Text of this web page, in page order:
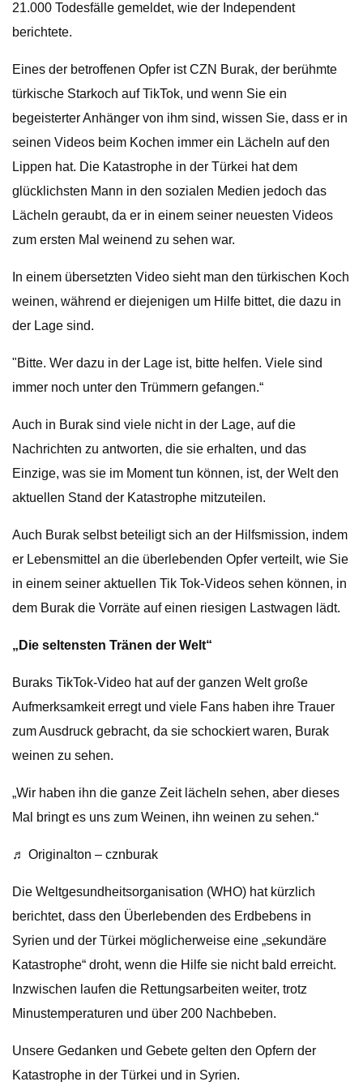
21.000 Todesfälle gemeldet, wie der Independent
berichtete.
Eines der betroffenen Opfer ist CZN Burak, der berühmte
türkische Starkoch auf TikTok, und wenn Sie ein
begeisterter Anhänger von ihm sind, wissen Sie, dass er in
seinen Videos beim Kochen immer ein Lächeln auf den
Lippen hat. Die Katastrophe in der Türkei hat dem
glücklichsten Mann in den sozialen Medien jedoch das
Lächeln geraubt, da er in einem seiner neuesten Videos
zum ersten Mal weinend zu sehen war.
In einem übersetzten Video sieht man den türkischen Koch
weinen, während er diejenigen um Hilfe bittet, die dazu in
der Lage sind.
"Bitte. Wer dazu in der Lage ist, bitte helfen. Viele sind
immer noch unter den Trümmern gefangen.“
Auch in Burak sind viele nicht in der Lage, auf die
Nachrichten zu antworten, die sie erhalten, und das
Einzige, was sie im Moment tun können, ist, der Welt den
aktuellen Stand der Katastrophe mitzuteilen.
Auch Burak selbst beteiligt sich an der Hilfsmission, indem
er Lebensmittel an die überlebenden Opfer verteilt, wie Sie
in einem seiner aktuellen Tik Tok-Videos sehen können, in
dem Burak die Vorräte auf einen riesigen Lastwagen lädt.
„Die seltensten Tränen der Welt“
Buraks TikTok-Video hat auf der ganzen Welt große
Aufmerksamkeit erregt und viele Fans haben ihre Trauer
zum Ausdruck gebracht, da sie schockiert waren, Burak
weinen zu sehen.
„Wir haben ihn die ganze Zeit lächeln sehen, aber dieses
Mal bringt es uns zum Weinen, ihn weinen zu sehen.“
♬ Originalton – cznburak
Die Weltgesundheitsorganisation (WHO) hat kürzlich
berichtet, dass den Überlebenden des Erdbebens in
Syrien und der Türkei möglicherweise eine „sekundäre
Katastrophe“ droht, wenn die Hilfe sie nicht bald erreicht.
Inzwischen laufen die Rettungsarbeiten weiter, trotz
Minustemperaturen und über 200 Nachbeben.
Unsere Gedanken und Gebete gelten den Opfern der
Katastrophe in der Türkei und in Syrien.